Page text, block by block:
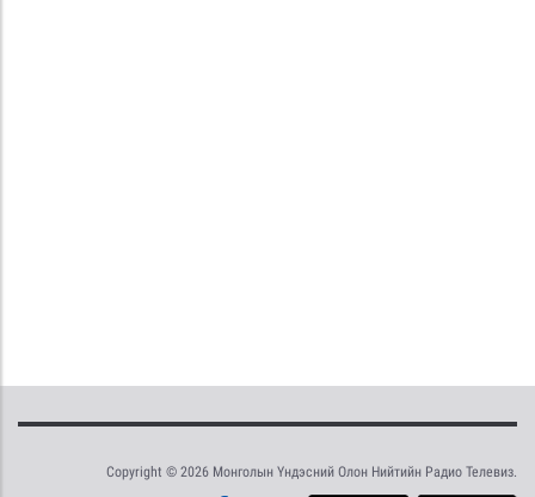
Copyright © 2026 Монголын Үндэсний Олон Нийтийн Радио Телевиз.